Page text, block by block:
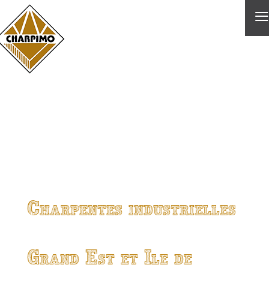
≡
Charpentes industrielles
Grand Est et Ile de